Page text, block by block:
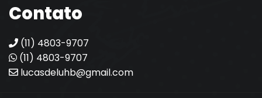
Contato
(11) 4803-9707
(11) 4803-9707
lucasdeluhb@gmail.com